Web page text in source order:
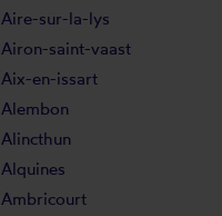
Aire-sur-la-lys
Airon-saint-vaast
Aix-en-issart
Alembon
Alincthun
Alquines
Ambricourt